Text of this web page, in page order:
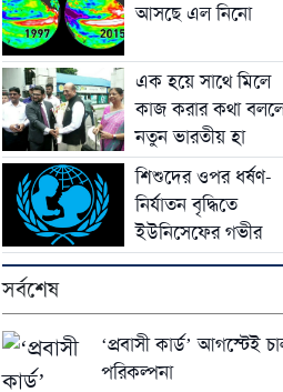
আসছে এল নিনো
এক হয়ে সাথে মিলে
কাজ করার কথা
নতুন ভারতীয় হা
শিশুদের ওপর ধর্ষণ-
নির্যাতন বৃদ্ধিতে
ইউনিসেফের গভীর
সর্বশেষ
‘প্রবাসী কার্ড’ আগস্টেই
পরিকল্পনা